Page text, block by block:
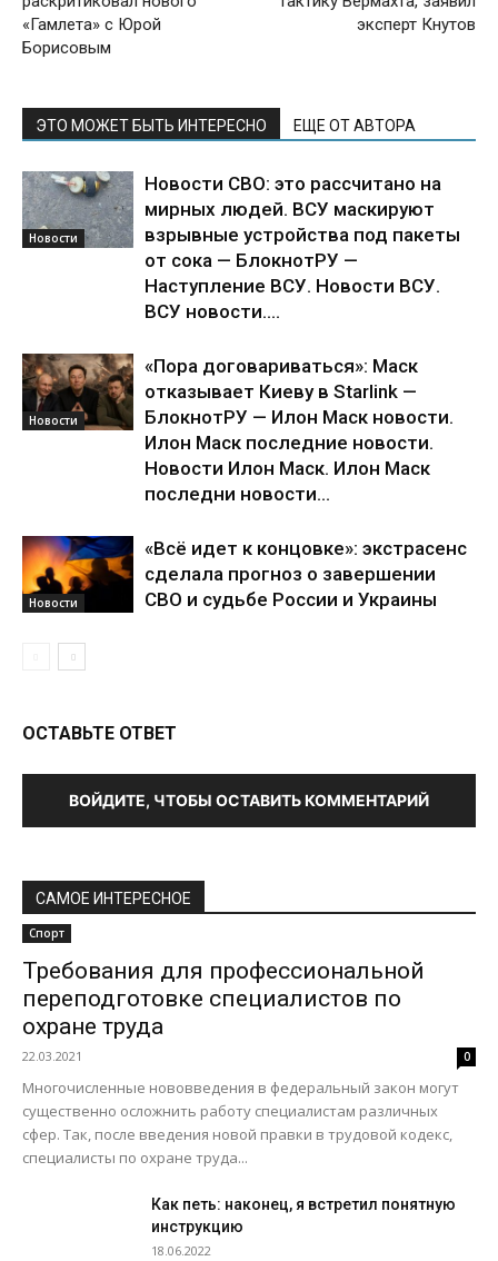
«Гамлета» с Юрой
Борисовым
эксперт Кнутов
ЭТО МОЖЕТ БЫТЬ ИНТЕРЕСНО ЕЩЕ ОТ АВТОРА
Новости
Новости СВО: это рассчитано на
мирных людей. ВСУ маскируют
взрывные устройства под пакеты
от сока — БлокнотРУ —
Наступление ВСУ. Новости ВСУ.
ВСУ новости....
Новости
«Пора договариваться»: Маск
отказывает Киеву в Starlink —
БлокнотРУ — Илон Маск новости.
Илон Маск последние новости.
Новости Илон Маск. Илон Маск
последни новости...
Новости
«Всё идет к концовке»: экстрасенс
сделала прогноз о завершении
СВО и судьбе России и Украины
ОСТАВЬТЕ ОТВЕТ
ВОЙДИТЕ, ЧТОБЫ ОСТАВИТЬ КОММЕНТАРИЙ
САМОЕ ИНТЕРЕСНОЕ
Спорт
Требования для профессиональной
переподготовке специалистов по
охране труда
22.03.2021 0
Многочисленные нововведения в федеральный закон могут
существенно осложнить работу специалистам различных
сфер. Так, после введения новой правки в трудовой кодекс,
специалисты по охране труда...
Как петь: наконец, я встретил понятную
инструкцию
18.06.2022